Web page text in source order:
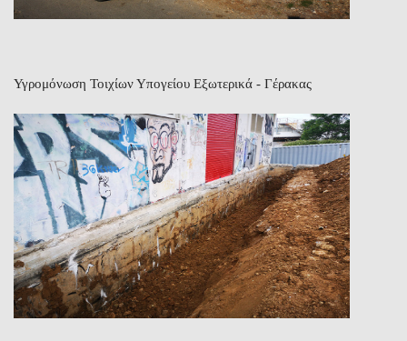
Υγρομόνωση Τοιχίων Υπογείου Εξωτερικά - Γέρακας